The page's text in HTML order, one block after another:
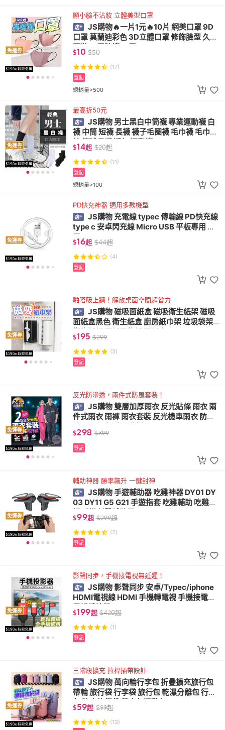
免運券
顯小臉不沾妝 立體美型口罩
JS購物🔥一片1元🔥10片 網美口罩 9D
口罩 莫蘭迪彩色 3D立體口罩 修飾臉型 久戴
不勒 三層防護 口罩
$10 $50
(17)
總銷量>500
登記
免運券
最高折50元
JS購物 男士黑白中筒襪 專業運動襪 白
襪 中筒 短襪 長襪 襪子毛圈襪 毛巾襪 毛巾底
棉 籃球長襪 透氣 運動襪
$14起 $20起
(11)
總銷量>100
登記
免運券
PD快充神器 適用多款機型
JS購物 充電線 typec 傳輸線 PD快充線
type c 安卓閃充線 Micro USB 平板專用 適
用i15
$16起 $44起
(4)
登記
免運券
啪嗒吸上牆！解放桌面空間超省力
JS購物 磁吸面紙盒 磁吸衛生紙架 磁吸
面紙盒黑色 衛生紙盒 廚房紙巾架 垃圾袋架
衛生紙架 面紙置物架 面紙盒
$195 $299
(3)
登記
免運券
反光防滲透，兩件式防風套裝！
JS購物 雙層加厚雨衣 反光貼條 雨衣 兩
件式雨衣 雨褲 雨衣套裝 反光機車雨衣 防水
防風 雨具 加強零滲透
$298 $399
登記
免運券
輔助神器 勝率飆升 一鍵封神
JS購物 手遊輔助器 吃雞神器 DY01 DY
03 DY11 G5 G21 手遊指套 吃雞輔助 吃雞手
把 手遊射擊輔助器
$99起 $299起
(2)
登記
免運券
影聲同步，手機接電視無延遲！
JS購物 影聲同步 安卓/Typec/iphone
HDMI電視線 HDMI 手機轉電視 手機接電視
電視轉接器
$199起 $420起
(1)
登記
免運券
三階段擴充 拉桿插帶設計
JS購物 萬向輪行李包 折疊擴充旅行包
帶輪 旅行袋 行李袋 旅行包 乾濕分離包 行李
包 防水旅行袋 健身包運動包
$59起 $99起
(13)